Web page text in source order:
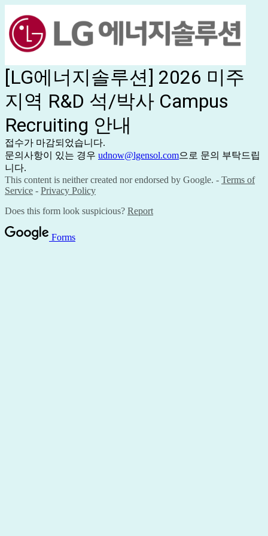
[LG에너지솔루션] 2026 미주
지역 R&D 석/박사 Campus
Recruiting 안내
접수가 마감되었습니다.
문의사항이 있는 경우 udnow@lgensol.com으로 문의 부탁드립
니다.
This content is neither created nor endorsed by Google. - Terms of
Service - Privacy Policy
Does this form look suspicious? Report
Forms